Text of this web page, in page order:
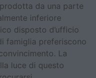
da una parte
inferiore
disposto d’ufficio
famiglia preferiscono
La
luce di questo